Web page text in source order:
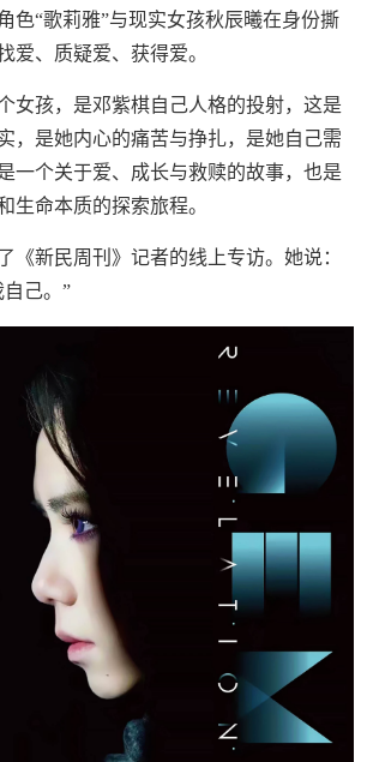
色“歌莉雅”与现实女孩秋辰曦在身份撕
爱、质疑爱、获得爱。
女孩，是邓紫棋自己人格的投射，这是
，是她内心的痛苦与挣扎，是她自己需
一个关于爱、成长与救赎的故事，也是
生命本质的探索旅程。
《新民周刊》记者的线上专访。她说：
己。”